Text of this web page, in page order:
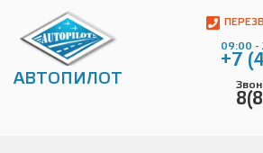
АВТОПИЛОТ
09:00 -
+7
Контакты:
Адрес:
Чагинская